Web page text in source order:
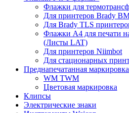
Флажки для
Для принтеров Brady
Для Brady TLS
Флажки A4 для печати
(Листы LAT)
Для принтеров Niimbot
Для стационарных
Преднапечатанная маркировка
WM TWM
Цветовая маркировка
Клипсы
Электрические знаки